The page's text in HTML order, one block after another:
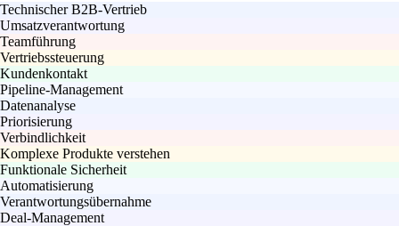
Technischer B2B-Vertrieb
Umsatzverantwortung
Teamführung
Vertriebssteuerung
Kundenkontakt
Pipeline-Management
Datenanalyse
Priorisierung
Verbindlichkeit
Komplexe Produkte verstehen
Funktionale Sicherheit
Automatisierung
Verantwortungsübernahme
Deal-Management